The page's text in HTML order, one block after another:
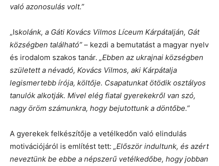
való azonosulás volt.”
„Iskolánk, a Gáti Kovács Vilmos Líceum Kárpátalján, Gát
községben található” – kezdi a bemutatást a magyar nyelv
és irodalom szakos tanár. „Ebben az ukrajnai községben
született a névadó, Kovács Vilmos, aki Kárpátalja
legismertebb írója, költője. Csapatunkat ötödik osztályos
tanulók alkotják. Mivel elég fiatal gyerekekről van szó,
nagy öröm számunkra, hogy bejutottunk a döntőbe.”
A gyerekek felkészítője a vetélkedőn való elindulás
motivációjáról is említést tett: „Először indultunk, és azért
neveztünk be ebbe a népszerű vetélkedőbe, hogy jobban